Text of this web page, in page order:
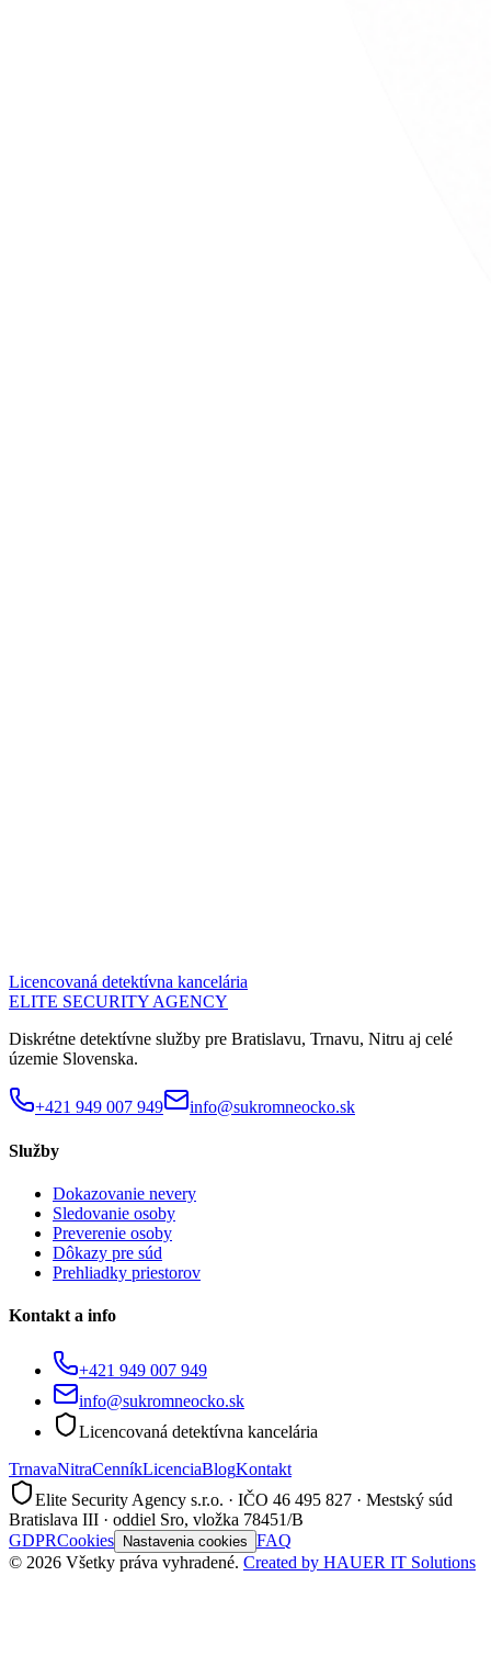
Licencovaná detektívna kancelária
ELITE SECURITY AGENCY
Diskrétne detektívne služby pre Bratislavu, Trnavu, Nitru aj celé
územie Slovenska.
+421 949 007 949 info@sukromneocko.sk
Služby
Dokazovanie nevery
Sledovanie osoby
Preverenie osoby
Dôkazy pre súd
Prehliadky priestorov
Kontakt a info
+421 949 007 949
info@sukromneocko.sk
Licencovaná detektívna kancelária
TrnavaNitraCenníkLicenciaBlogKontakt
Elite Security Agency s.r.o. · IČO 46 495 827 · Mestský súd
Bratislava III · oddiel Sro, vložka 78451/B
GDPRCookies Nastavenia cookies FAQ
© 2026 Všetky práva vyhradené. Created by HAUER IT Solutions